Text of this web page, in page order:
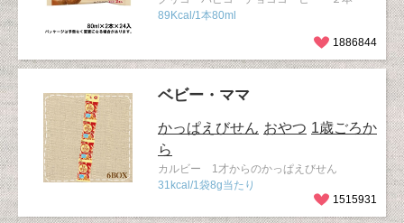
89Kcal/1本80ml
1886844
ベビー・ママ
かっぱえびせん おやつ 1歳ごろか
ら
カルビー 1才からのかっぱえびせん
31kcal/1袋8g当たり
1515931